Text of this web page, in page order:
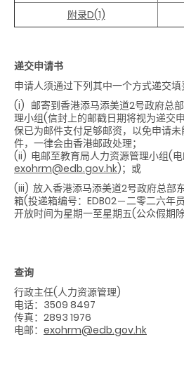
附录D(1)
递交申请书
申请人须通过下列其中一个方式递交填
(i) 邮寄到香港添马添美道2号政府总
理小组(信封上的邮戳日期将视为递交
保已为邮件支付足够邮资，以免申请
件，一律会由香港邮政处理；
(ii) 电邮至教育局人力资源管理小组(电
exohrm@edb.gov.hk)；或
(iii) 放入香港添马添美道2号政府总部
箱(投递箱编号：EDB02－二零二六年
开放时间为星期一至星期五(公众假期
查询
行政主任(人力资源管理)
电话： 3509 8497
传真： 2893 1976
电邮： exohrm@edb.gov.hk